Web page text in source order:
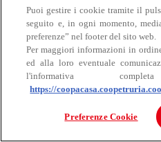
Bovino
Puoi gestire i cookie tramite il
seguito e, in ogni momento,
preferenze” nel footer del sito web.
Per maggiori informazioni in
ed alla loro eventuale
l'informativa
https://
Preferenze Cookie